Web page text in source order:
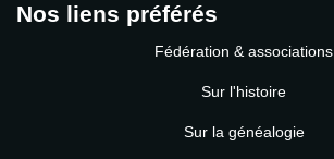
Nos liens préférés
Fédération & associations
Sur l'histoire
Sur la généalogie